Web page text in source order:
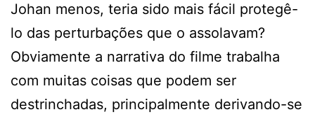
Johan menos, teria sido mais fácil protegê-
lo das perturbações que o assolavam?
Obviamente a narrativa do filme trabalha
com muitas coisas que podem ser
destrinchadas, principalmente derivando-se